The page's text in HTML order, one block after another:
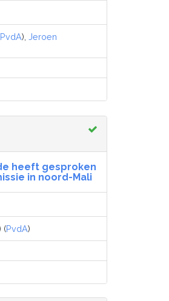
PvdA), Jeroen
heeft gesproken
in noord-Mali
(PvdA)